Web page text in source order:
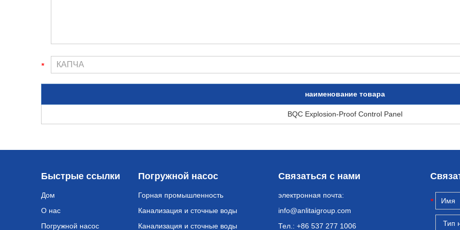
наименование товара
BQC Explosion-Proof Control Panel
Быстрые ссылки
Дом
О нас
Погружной насос
Погружной насос
Горная промышленность
Канализация и сточные воды
Канализация и сточные воды
Связаться с нами
электронная почта:
info@anlitaigroup.com
Тел.: +86 537 277 1006